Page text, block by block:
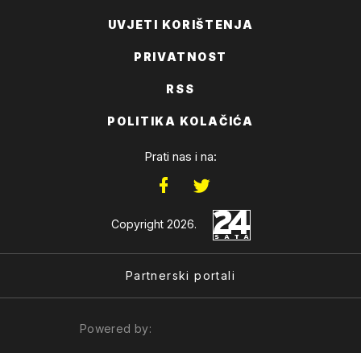
UVJETI KORIŠTENJA
PRIVATNOST
RSS
POLITIKA KOLAČIĆA
Prati nas i na:
Copyright 2026.
Partnerski portali
Powered by: